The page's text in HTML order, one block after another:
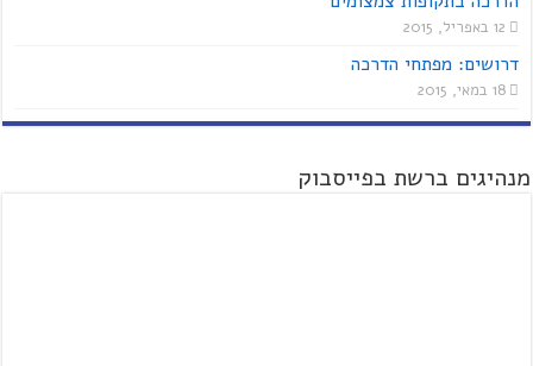
12 באפריל, 2015
דרושים: מפתחי הדרכה
18 במאי, 2015
מנהיגים ברשת בפייסבוק